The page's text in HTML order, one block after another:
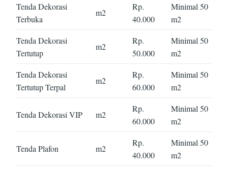
Tenda Dekorasi
Terbuka
m2
Rp.
40.000
Minimal 50
m2
Tenda Dekorasi
Tertutup
m2
Rp.
50.000
Minimal 50
m2
Tenda Dekorasi
Tertutup Terpal
m2
Rp.
60.000
Minimal 50
m2
Tenda Dekorasi VIP m2
Rp.
60.000
Minimal 50
m2
Tenda Plafon m2
Rp.
40.000
Minimal 50
m2